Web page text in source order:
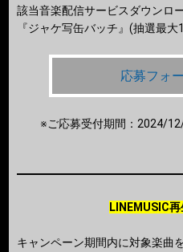
該当音楽配信サービスダウンロ
『ジャケ写缶バッチ』(抽選最大
応募フォ
※ご応募受付期間：2024/
LINEMUSIC
キャンペーン期間内に対象楽曲